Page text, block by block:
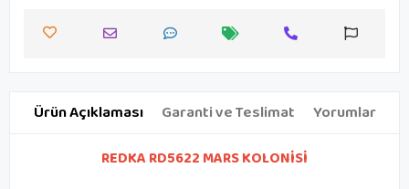
Ürün Açıklaması Garanti ve Teslimat Yorumlar
REDKA RD5622 MARS KOLONİSİ